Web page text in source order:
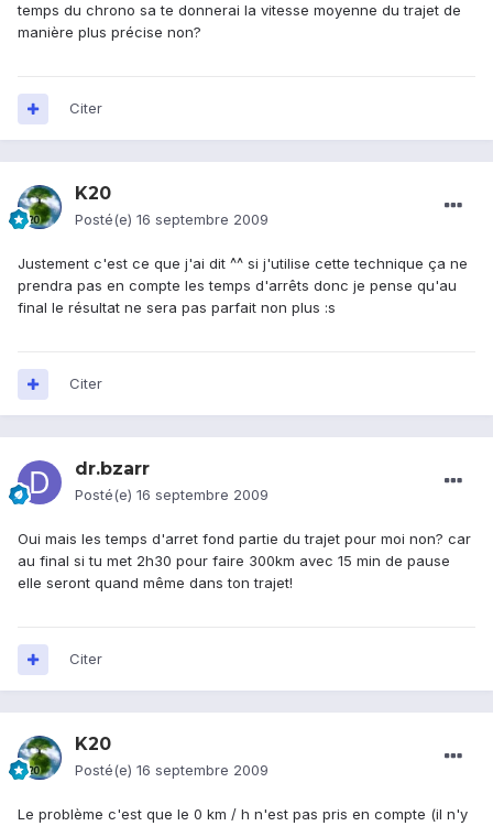
temps du chrono sa te donnerai la vitesse moyenne du trajet de
manière plus précise non?
Citer
K20
Posté(e) 16 septembre 2009
Justement c'est ce que j'ai dit ^^ si j'utilise cette technique ça ne
prendra pas en compte les temps d'arrêts donc je pense qu'au
final le résultat ne sera pas parfait non plus :s
Citer
dr.bzarr
Posté(e) 16 septembre 2009
Oui mais les temps d'arret fond partie du trajet pour moi non? car
au final si tu met 2h30 pour faire 300km avec 15 min de pause
elle seront quand même dans ton trajet!
Citer
K20
Posté(e) 16 septembre 2009
Le problème c'est que le 0 km / h n'est pas pris en compte (il n'y